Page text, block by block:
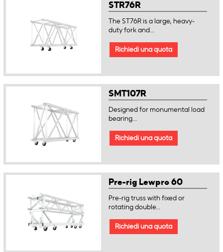
STR76R
The ST76R is a large, heavy-
duty fork and...
Richiedi una quota
SMT107R
Designed for monumental load
bearing...
Richiedi una quota
Pre-rig Lewpro 60
Pre-rig truss with fixed or
rotating double...
Richiedi una quota